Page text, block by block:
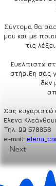
Σύντομα θα
μου και με
τις
Ευελπιστώ
στήριξη σάς
δεν
Σας ευχαριστώ
Έλενα
Τηλ. 99 578858
e-mail:
Next